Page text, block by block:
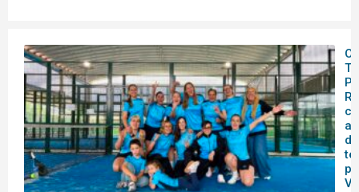
O
da